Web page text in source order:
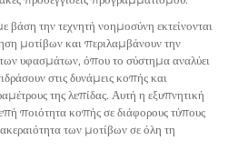
βάση την τεχνητή νοημοσύνη εκτείνονται
μοτίβων και περιλαμβάνουν την
υφασμάτων, όπου το σύστημα αναλύει
στις δυνάμεις κοπής και
της λεπίδας. Αυτή η εξυπνητική
ποιότητα κοπής σε διάφορους τύπους
των μοτίβων σε όλη τη